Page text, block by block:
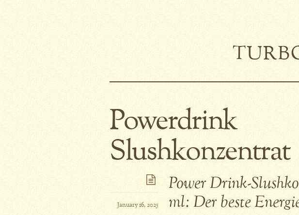
Powerdrink
Slushkonzentrat
Power Drink-
ml: Der beste
January 16, 2025